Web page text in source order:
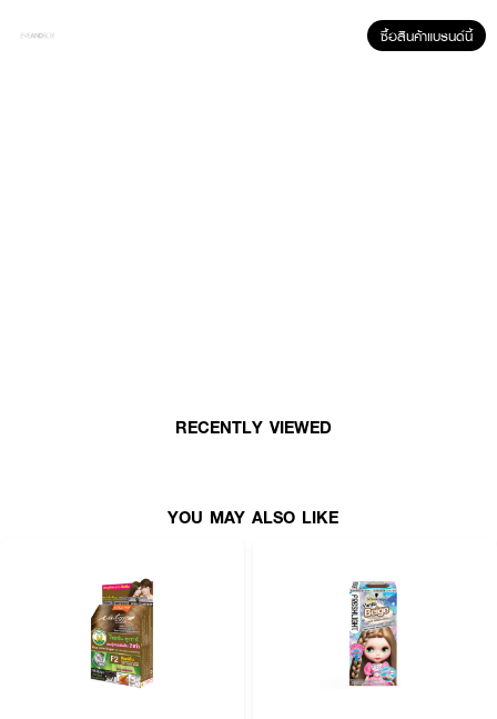
· สวมถุงมือแกะซอง คัลเลอร์ส ครีม ทรีทเม้นท์ และครีม ทรีทเม้นท์ ดีเวลลอป
· ชโลมครีมเปลี่ยนสีผมลงบนผมแห้งด้วยแปลงพลาสติก
· เพื่อให้ได้ผลลัพธ์ดียิ่งขึ้น ควรทิ้งไว้อย่างน้อย 30 นาที
· ล้างออกด้วยน้ำสะอาด พร้อมเผยผมสีเด่นชัด นุ่มลื่น เงางาม
ซื้อสินค้าแบรนด์นี้
RECENTLY VIEWED
YOU MAY ALSO LIKE